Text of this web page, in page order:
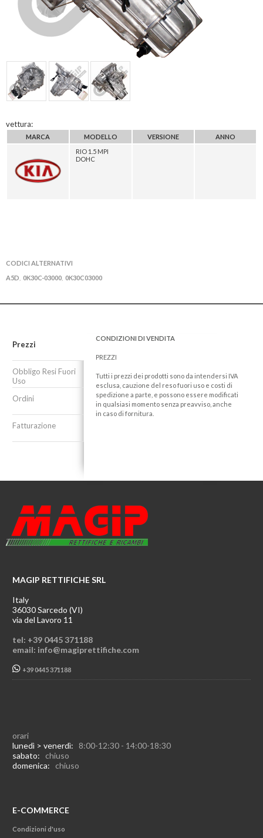
vettura:
MARCA MODELLO VERSIONE
ANNO
RIO 1.5 MPI
DOHC
CODICI ALTERNATIVI
A5D 0K30C-03000 0K30C03000
Prezzi
Obbligo Resi Fuori
Uso
Ordini
Fatturazione
CONDIZIONI DI VENDITA
PREZZI
Tutti i prezzi dei prodotti sono da intendersi IVA
esclusa, cauzione del reso fuori uso e costi di
spedizione a parte, e possono essere modificati
in qualsiasi momento senza preavviso, anche
in caso di fornitura.
MAGIP RETTIFICHE SRL
Italy
36030 Sarcedo (VI)
via del Lavoro 11
tel: +39 0445 371188
email: info@magiprettifiche.com
+39 0445 371188
orari
lunedì > venerdì: 8:00-12:30 - 14:00-18:30
sabato: chiuso
domenica: chiuso
E-COMMERCE
Condizioni d'uso